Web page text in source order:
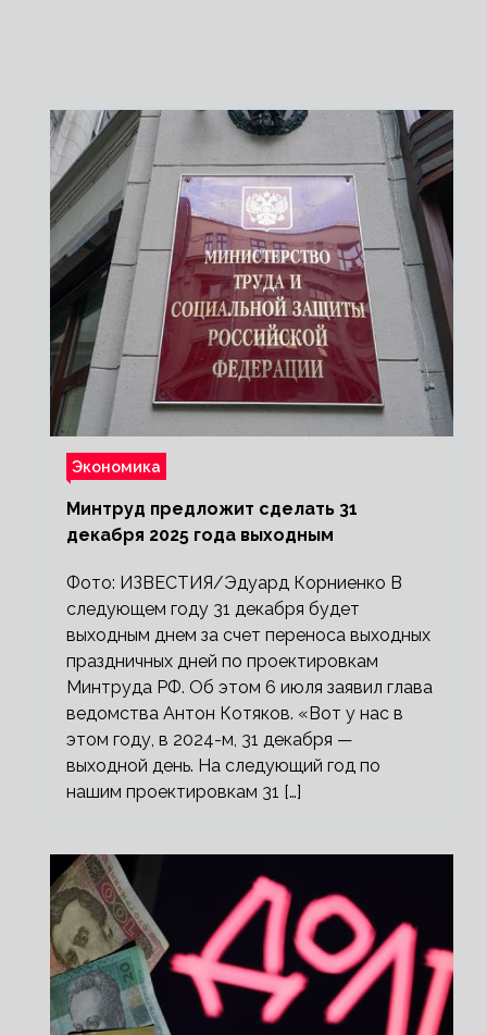
Экономика
Минтруд предложит сделать 31
декабря 2025 года выходным
Фото: ИЗВЕСТИЯ/Эдуард Корниенко В
следующем году 31 декабря будет
выходным днем за счет переноса выходных
праздничных дней по проектировкам
Минтруда РФ. Об этом 6 июля заявил глава
ведомства Антон Котяков. «Вот у нас в
этом году, в 2024-м, 31 декабря —
выходной день. На следующий год по
нашим проектировкам 31 […]